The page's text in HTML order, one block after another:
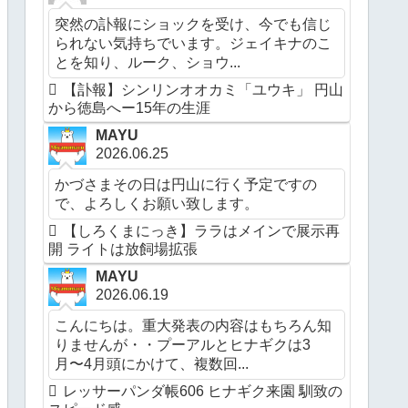
突然の訃報にショックを受け、今でも信じ
られない気持ちでいます。ジェイキナのこ
とを知り、ルーク、ショウ...
【訃報】シンリンオオカミ「ユウキ」 円山
から徳島へー15年の生涯
MAYU
2026.06.25
かづさまその日は円山に行く予定ですの
で、よろしくお願い致します。
【しろくまにっき】ララはメインで展示再
開 ライトは放飼場拡張
MAYU
2026.06.19
こんにちは。重大発表の内容はもちろん知
りませんが・・プーアルとヒナギクは3
月〜4月頭にかけて、複数回...
レッサーパンダ帳606 ヒナギク来園 馴致の